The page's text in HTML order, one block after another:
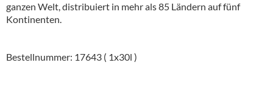
ganzen Welt, distribuiert in mehr als 85 Ländern auf fünf
Kontinenten.
Bestellnummer: 17643 ( 1x30l )